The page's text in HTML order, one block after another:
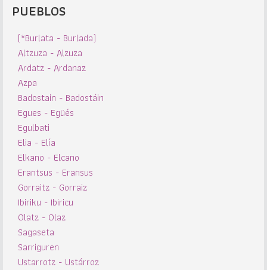
PUEBLOS
(*Burlata - Burlada)
Altzuza - Alzuza
Ardatz - Ardanaz
Azpa
Badostain - Badostáin
Egues - Egüés
Egulbati
Elia - Elía
Elkano - Elcano
Erantsus - Eransus
Gorraitz - Gorraiz
Ibiriku - Ibiricu
Olatz - Olaz
Sagaseta
Sarriguren
Ustarrotz - Ustárroz